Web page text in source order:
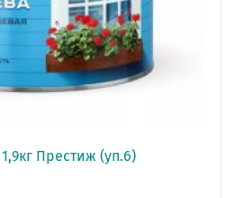
Престиж (уп.6)